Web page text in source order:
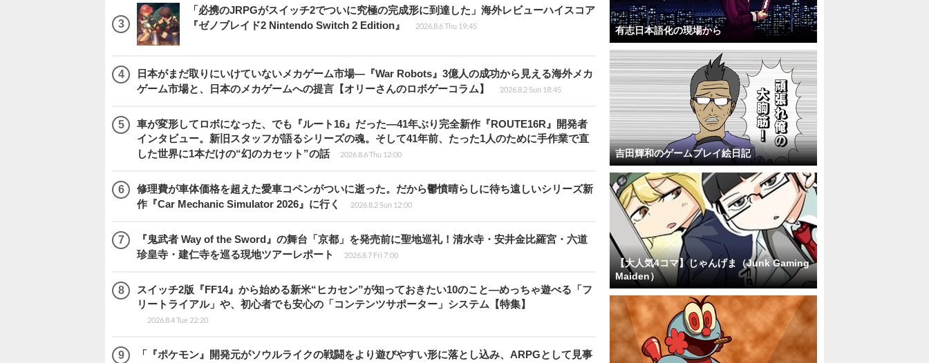
「必携のJRPGがスイッチ2でついに究極の完成形に到達した」海外レビューハイスコア
『ゼノブレイド2 Nintendo Switch 2 Edition』
2026.8.6 Thu 19:45
日本がまだ取りにいけていないメカゲーム市場―『War Robots』3億人の成功から見える海外メカ
ゲーム市場と、日本のメカゲームへの提言【オリーさんのロボゲーコラム】
2026.8.2 Sun 18:45
車が変形してロボになった、でも『ルート16』だった―41年ぶり完全新作『ROUTE16R』開発者
インタビュー。新旧スタッフが語るシリーズの魂。そして41年前、たった1人のために手作業で直
した世界に1本だけの“幻のカセット”の話
2026.8.6 Thu 12:00
修理費が車体価格を超えた愛車コペンがついに逝った。だから鬱憤晴らしに待ち遠しいシリーズ新
作『Car Mechanic Simulator 2026』に行く
2026.8.2 Sun 12:00
『鬼武者 Way of the Sword』の舞台「京都」を発売前に聖地巡礼！清水寺・安井金比羅宮・六道
珍皇寺・建仁寺を巡る現地ツアーレポート
2026.8.7 Fri 7:00
スイッチ2版『FF14』から始める新米“ヒカセン”が知っておきたい10のこと―めっちゃ遊べる「フ
リートライアル」や、初心者でも安心の「コンテンツサポーター」システム【特集】
2026.8.4 Tue 22:20
「『ポケモン』開発元がソウルライクの戦闘をより遊びやすい形に落とし込み、ARPGとして見事
有志日本語化の現場から
吉田輝和のゲームプレイ絵日記
【大人気4コマ】じゃんげま（Junk Gaming
Maiden）